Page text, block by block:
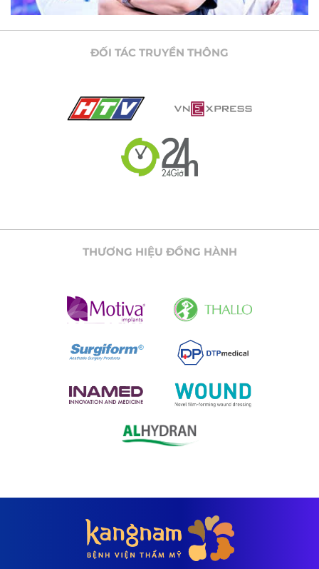
ĐỐI TÁC TRUYỀN THÔNG
THƯƠNG HIỆU ĐỒNG HÀNH